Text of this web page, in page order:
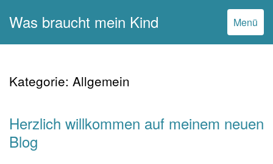
Was braucht mein Kind Menü
Kategorie: Allgemein
Herzlich willkommen auf meinem neuen
Blog